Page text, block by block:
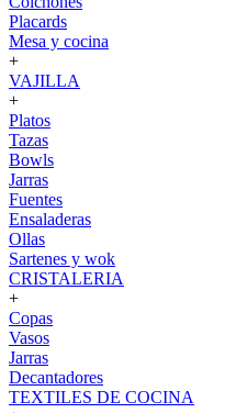
Placards
Mesa y cocina
+
VAJILLA
+
Platos
Tazas
Bowls
Jarras
Fuentes
Ensaladeras
Ollas
Sartenes y wok
CRISTALERIA
+
Copas
Vasos
Jarras
Decantadores
TEXTILES DE COCINA